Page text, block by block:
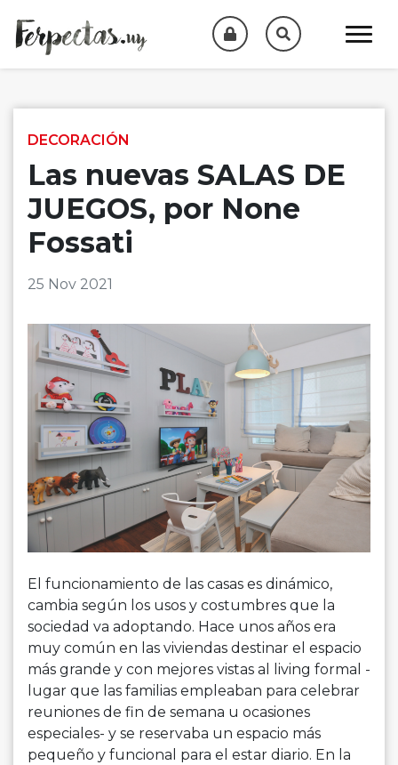
DECORACIÓN
Las nuevas SALAS DE
JUEGOS, por None
Fossati
25 Nov 2021
El funcionamiento de las casas es dinámico,
cambia según los usos y costumbres que la
sociedad va adoptando. Hace unos años era
muy común en las viviendas destinar el espacio
más grande y con mejores vistas al living formal -
lugar que las familias empleaban para celebrar
reuniones de fin de semana u ocasiones
especiales- y se reservaba un espacio más
pequeño y funcional para el estar diario. En la